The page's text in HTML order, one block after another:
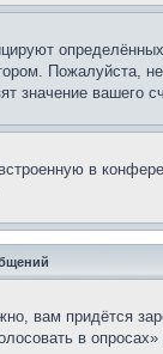
Пожалуйста,
значение вашего
в
вам придётся
в опросах»